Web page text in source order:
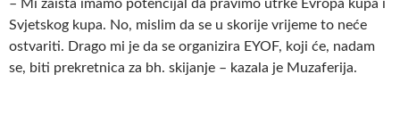
– Mi zaista imamo potencijal da pravimo utrke Evropa kupa i
Svjetskog kupa. No, mislim da se u skorije vrijeme to neće
ostvariti. Drago mi je da se organizira EYOF, koji će, nadam
se, biti prekretnica za bh. skijanje – kazala je Muzaferija.